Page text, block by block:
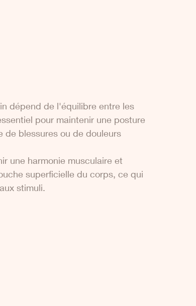
dépend de l'équilibre entre les
pour maintenir une posture
de blessures ou de douleurs
une harmonie musculaire et
superficielle du corps, ce qui
stimuli.